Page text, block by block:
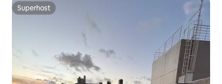
Superhost
Superhost